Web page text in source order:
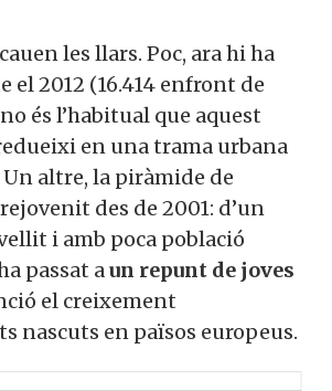
les llars. Poc, ara hi ha
el 2012 (16.414 enfront de
no és l’habitual que aquest
en una trama urbana
Un altre, la piràmide de
des de 2001: d’un
i amb poca població
passat aun repunt de joves
el creixement
nascuts en països europeus.